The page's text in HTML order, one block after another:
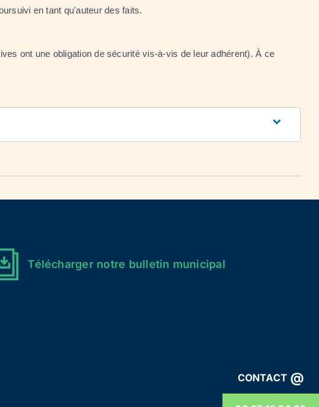
CONTACT @
en tant qu'auteur des faits.
ont une obligation de sécurité vis-à-vis de leur adhérent). À ce
Télécharger notre bulletin municipal